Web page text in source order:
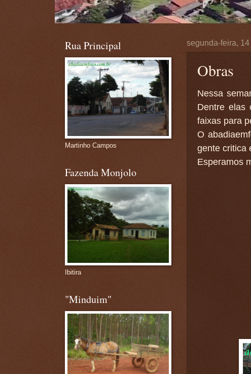
segunda-feira,
Obras
Nessa
Dentre elas
faixas para
O
gente critica
Esperamos
Rua Principal
Martinho Campos
Fazenda Monjolo
Ibitira
"Minduim"